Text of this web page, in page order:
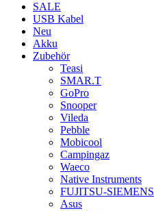
SALE
USB Kabel
Neu
Akku
Zubehör
Teasi
SMAR.T
GoPro
Snooper
Vileda
Pebble
Mobicool
Campingaz
Waeco
Native Instruments
FUJITSU-SIEMENS
Asus